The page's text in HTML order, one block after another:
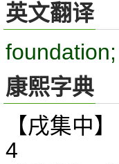
英文翻译
康熙字典
【戌集中
4